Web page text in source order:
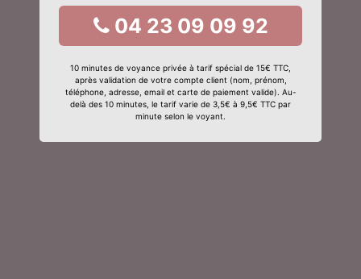
04 23 09 09 92
10 minutes de voyance privée à tarif spécial de 15€ TTC,
après validation de votre compte client (nom, prénom,
téléphone, adresse, email et carte de paiement valide). Au-
delà des 10 minutes, le tarif varie de 3,5€ à 9,5€ TTC par
minute selon le voyant.